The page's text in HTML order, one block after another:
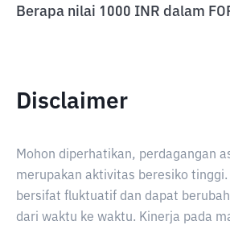
Berapa nilai 1000 INR dalam
Disclaimer
Mohon diperhatikan, perdagangan
merupakan aktivitas beresiko
bersifat fluktuatif dan dapat
dari waktu ke waktu. Kinerja pada